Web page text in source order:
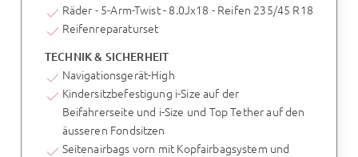
Räder - 5-Arm-Twist - 8.0Jx18 - Reifen 235/45 R18
Reifenreparaturset
TECHNIK & SICHERHEIT
Navigationsgerät-High
Kindersitzbefestigung i-Size auf der
Beifahrerseite und i-Size und Top Tether auf den
äusseren Fondsitzen
Seitenairbags vorn mit Kopfairbagsystem und